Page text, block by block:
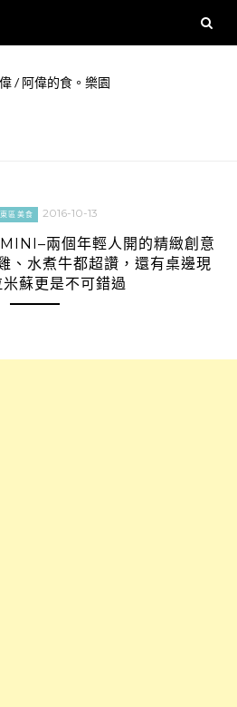
區美食 2016-10-13
兩個年輕人開的精緻創意
、水煮牛都超讚，還有桌邊現
蘇更是不可錯過